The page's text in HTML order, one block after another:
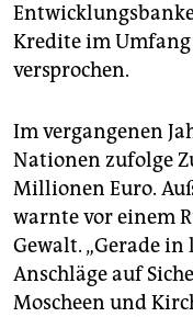
Kredite im
versprochen.
Im vergangenen
Nationen zufolge
Millionen Euro.
warnte vor einem
Gewalt. „Gerade
Anschläge auf
Moscheen und